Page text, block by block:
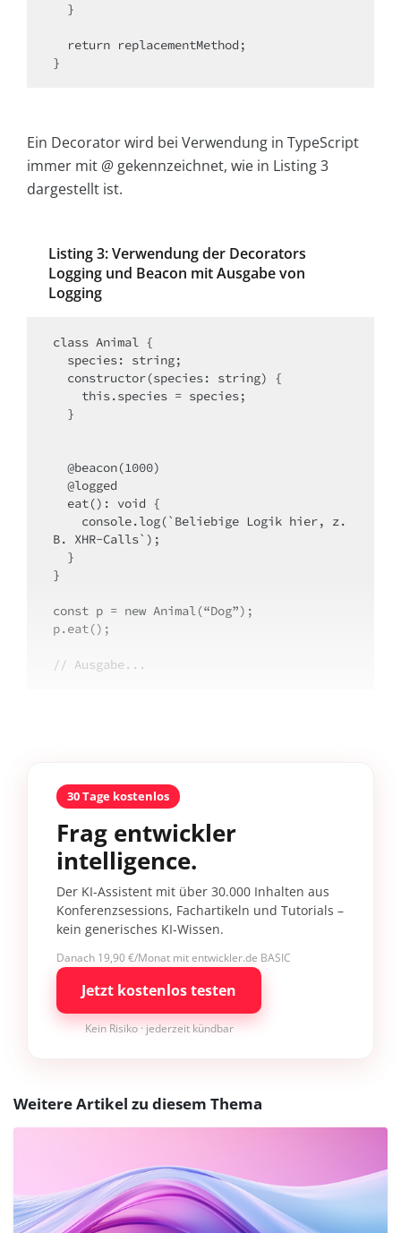
}
Ein Decorator wird bei Verwendung in TypeScript
immer mit@ gekennzeichnet, wie in Listing 3
dargestellt ist.
Listing 3: Verwendung der Decorators
Logging und Beacon mit Ausgabe von
Logging
class Animal {
B. XHR-Calls`);
}
const p = new Animal(“Dog”);
p.eat();
// Ausgabe...
30 Tage kostenlos
Frag entwickler
intelligence.
Der KI-Assistent mit über 30.000 Inhalten aus
Konferenzsessions, Fachartikeln und Tutorials –
kein generisches KI-Wissen.
Danach 19,90 €/Monat mit entwickler.de BASIC
Jetzt kostenlos testen
Kein Risiko · jederzeit kündbar
Weitere Artikel zu diesem Thema